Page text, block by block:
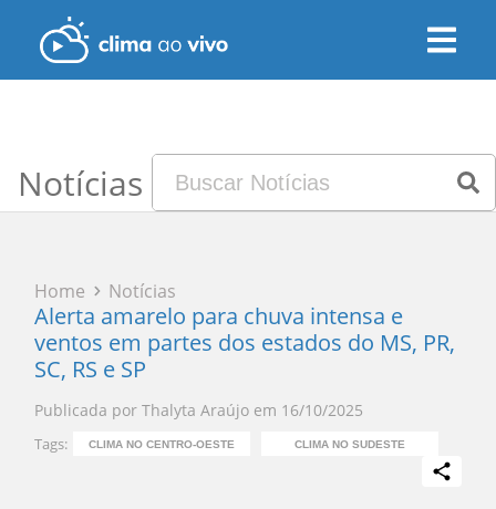
Notícias
Home Notícias
Alerta amarelo para chuva intensa e
ventos em partes dos estados do MS, PR,
SC, RS e SP
Publicada por Thalyta Araújo em 16/10/2025
Tags: CLIMA NO CENTRO-OESTE CLIMA NO SUDESTE